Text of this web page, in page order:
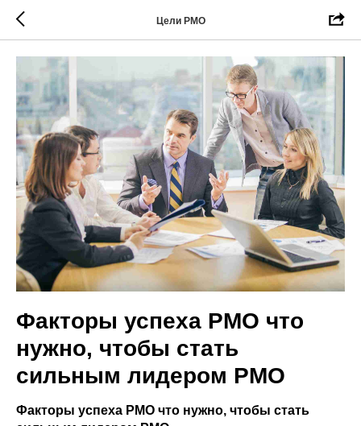
Цели РМО
Факторы успеха PMO что
нужно, чтобы стать
сильным лидером PMO
Факторы успеха PMO что нужно, чтобы стать